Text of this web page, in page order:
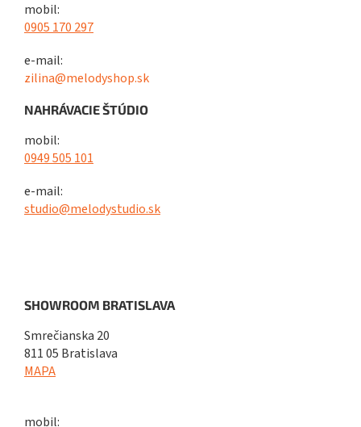
mobil:
0905 170 297
e-mail:
zilina@melodyshop.sk
NAHRÁVACIE ŠTÚDIO
mobil:
0949 505 101
e-mail:
studio@melodystudio.sk
SHOWROOM BRATISLAVA
Smrečianska 20
811 05 Bratislava
MAPA
mobil: